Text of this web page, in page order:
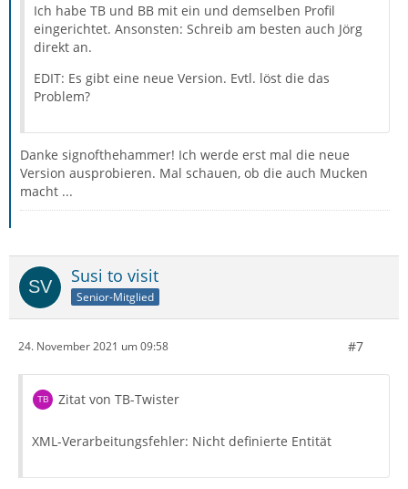
Ich habe TB und BB mit ein und demselben Profil
eingerichtet. Ansonsten: Schreib am besten auch Jörg
direkt an.
EDIT: Es gibt eine neue Version. Evtl. löst die das
Problem?
Danke signofthehammer! Ich werde erst mal die neue
Version ausprobieren. Mal schauen, ob die auch Mucken
macht ...
Susi to visit
Senior-Mitglied
24. November 2021 um 09:58 #7
Zitat von TB-Twister
XML-Verarbeitungsfehler: Nicht definierte Entität